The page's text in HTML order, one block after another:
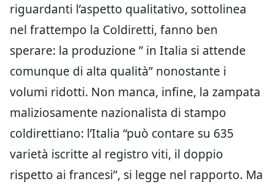
riguardanti l’aspetto qualitativo, sottolinea
nel frattempo la Coldiretti, fanno ben
sperare: la produzione ” in Italia si attende
comunque di alta qualità” nonostante i
volumi ridotti. Non manca, infine, la zampata
maliziosamente nazionalista di stampo
coldirettiano: l’Italia “può contare su 635
varietà iscritte al registro viti, il doppio
rispetto ai francesi”, si legge nel rapporto. Ma